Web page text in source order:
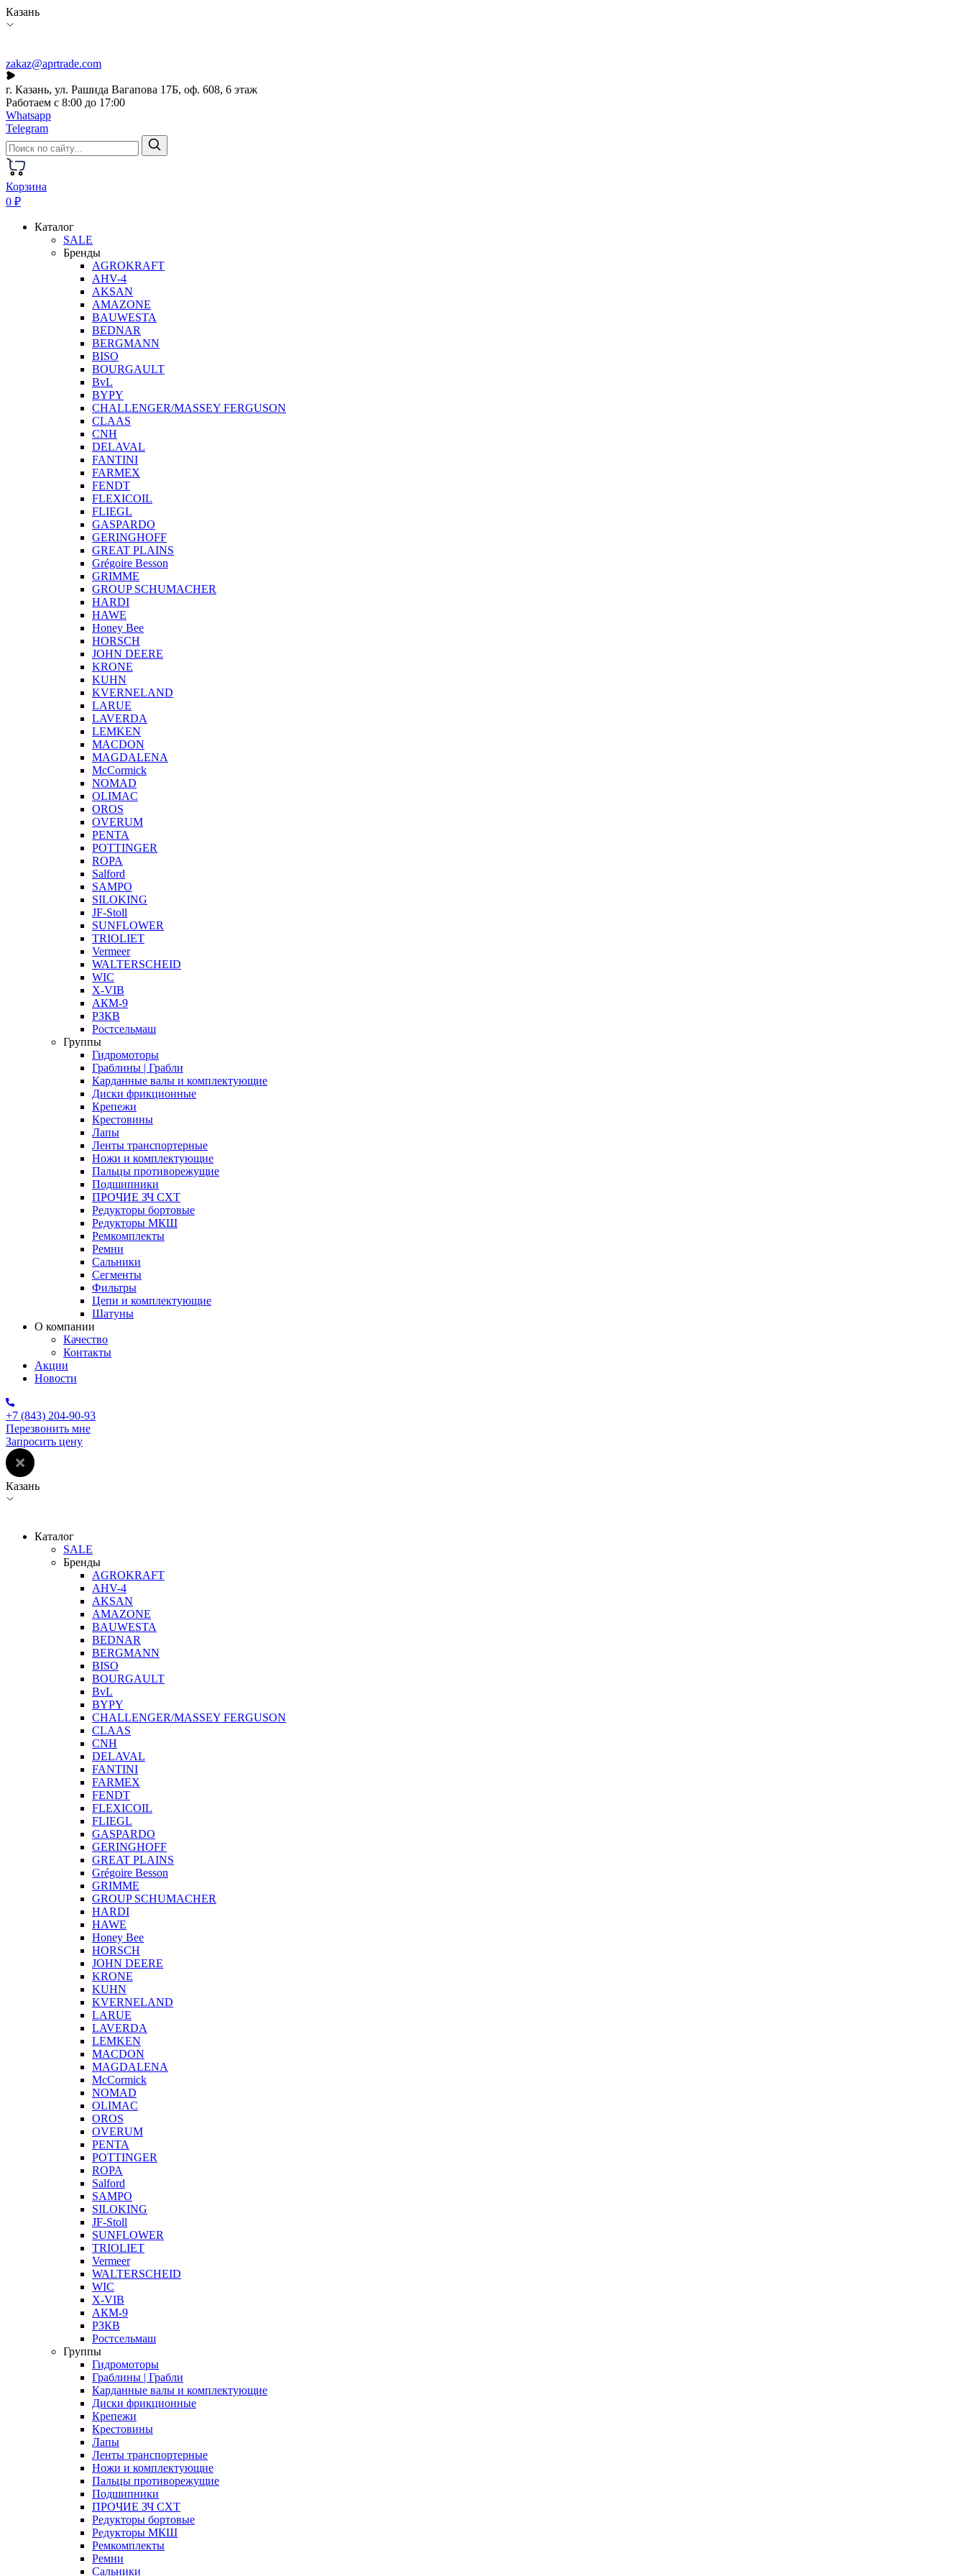
Казань
zakaz@aprtrade.com
г. Казань, ул. Рашида Вагапова 17Б, оф. 608, 6 этаж
Работаем с 8:00 до 17:00
Whatsapp
Telegram
Корзина
0 ₽
Каталог
SALE
Бренды
AGROKRAFT
AHV-4
AKSAN
AMAZONE
BAUWESTA
BEDNAR
BERGMANN
BISO
BOURGAULT
BvL
BYPY
CHALLENGER/MASSEY FERGUSON
CLAAS
CNH
DELAVAL
FANTINI
FARMEX
FENDT
FLEXICOIL
FLIEGL
GASPARDO
GERINGHOFF
GREAT PLAINS
Grégoire Besson
GRIMME
GROUP SCHUMACHER
HARDI
HAWE
Honey Bee
HORSCH
JOHN DEERE
KRONE
KUHN
KVERNELAND
LARUE
LAVERDA
LEMKEN
MACDON
MAGDALENA
McCormick
NOMAD
OLIMAC
OROS
OVERUM
PENTA
POTTINGER
ROPA
Salford
SAMPO
SILOKING
JF-Stoll
SUNFLOWER
TRIOLIET
Vermeer
WALTERSCHEID
WIC
X-VIB
АКМ-9
РЗКВ
Ростсельмаш
Группы
Гидромоторы
Граблины | Грабли
Карданные валы и комплектующие
Диски фрикционные
Крепежи
Крестовины
Лапы
Ленты транспортерные
Ножи и комплектующие
Пальцы противорежущие
Подшипники
ПРОЧИЕ ЗЧ СХТ
Редукторы бортовые
Редукторы МКШ
Ремкомплекты
Ремни
Сальники
Сегменты
Фильтры
Цепи и комплектующие
Шатуны
О компании
Качество
Контакты
Акции
Новости
+7 (843) 204-90-93
Перезвонить мне
Запросить цену
Казань
Каталог
SALE
Бренды
AGROKRAFT
AHV-4
AKSAN
AMAZONE
BAUWESTA
BEDNAR
BERGMANN
BISO
BOURGAULT
BvL
BYPY
CHALLENGER/MASSEY FERGUSON
CLAAS
CNH
DELAVAL
FANTINI
FARMEX
FENDT
FLEXICOIL
FLIEGL
GASPARDO
GERINGHOFF
GREAT PLAINS
Grégoire Besson
GRIMME
GROUP SCHUMACHER
HARDI
HAWE
Honey Bee
HORSCH
JOHN DEERE
KRONE
KUHN
KVERNELAND
LARUE
LAVERDA
LEMKEN
MACDON
MAGDALENA
McCormick
NOMAD
OLIMAC
OROS
OVERUM
PENTA
POTTINGER
ROPA
Salford
SAMPO
SILOKING
JF-Stoll
SUNFLOWER
TRIOLIET
Vermeer
WALTERSCHEID
WIC
X-VIB
АКМ-9
РЗКВ
Ростсельмаш
Группы
Гидромоторы
Граблины | Грабли
Карданные валы и комплектующие
Диски фрикционные
Крепежи
Крестовины
Лапы
Ленты транспортерные
Ножи и комплектующие
Пальцы противорежущие
Подшипники
ПРОЧИЕ ЗЧ СХТ
Редукторы бортовые
Редукторы МКШ
Ремкомплекты
Ремни
Сальники